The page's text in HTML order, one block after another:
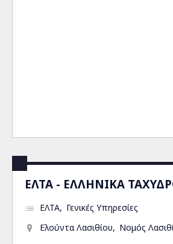
ΕΛΤΑ - ΕΛΛΗΝΙΚΑ
ΕΛΤΑ
Γενικές Υπηρεσίες
Ελούντα Λασιθίου
Νομός